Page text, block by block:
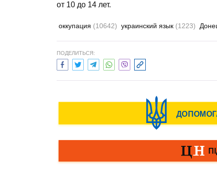
от 10 до 14 лет.
оккупация (10642) украинский язык (1223)
ПОДЕЛИТЬСЯ: